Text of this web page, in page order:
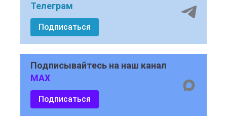
Телеграм
Подписаться
Подписывайтесь на наш канал
MAX
Подписаться